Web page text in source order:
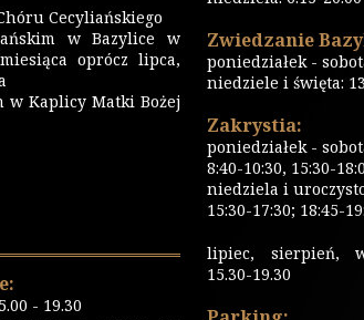
Cecyliańskiego
w Bazylice w
oprócz lipca,
w Kaplicy Matki Bożej
- 19.30
Zwiedzanie
poniedziałek -
niedziele i święta:
Zakrystia:
poniedziałek -
8:40-10:30, 15:30-
niedziela i
15:30-17:30; 18:45-
lipiec, sierpień,
15.30-19.30